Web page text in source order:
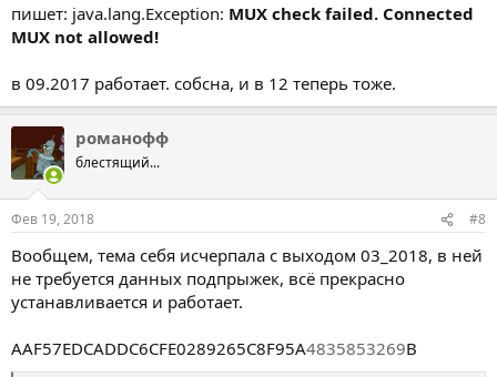
пишет: java.lang.Exception: MUX check failed. Connected
MUX not allowed!
в 09.2017 работает. собсна, и в 12 теперь тоже.
романофф
блестящий...
Фев 19, 2018 #8
Вообщем, тема себя исчерпала с выходом 03_2018, в ней
не требуется данных подпрыжек, всё прекрасно
устанавливается и работает.
AAF57EDCADDC6CFE0289265C8F95A4835853269B